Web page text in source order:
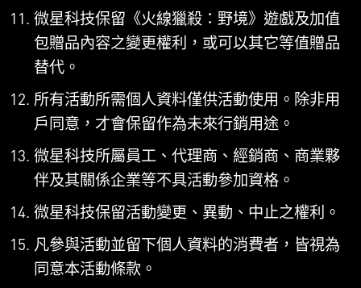
微星科技保留《火線獵殺：野境》遊戲及加值
包贈品內容之變更權利，或可以其它等值贈品
替代。
所有活動所需個人資料僅供活動使用。除非用
戶同意，才會保留作為未來行銷用途。
微星科技所屬員工、代理商、經銷商、商業夥
伴及其關係企業等不具活動參加資格。
微星科技保留活動變更、異動、中止之權利。
凡參與活動並留下個人資料的消費者，皆視為
同意本活動條款。